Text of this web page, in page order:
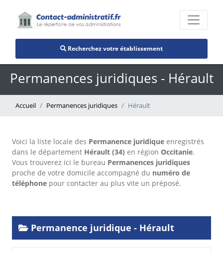
Recherchez votre établissement
Permanences juridiques - Hérault
Accueil Permanences juridiques Hérault
Voici la liste locale des Permanence juridique enregistrés
dans le département Hérault (34) en région Occitanie.
Vous trouverez ici le bureau Permanences juridiques
proche de votre domicile accompagné du numéro de
téléphone pour contacter au plus vite un préposé.
Permanence juridique - Hérault